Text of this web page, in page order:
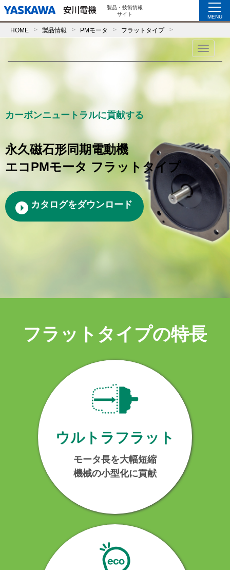
製品・技術情報
サイト
MENU
HOME 製品情報 PMモータ フラットタイプ
Toggle
カーボンニュートラルに貢献する
永久磁石形同期電動機
エコPMモータ フラットタイプ
カタログをダウンロード
フラットタイプの特長
ウルトラフラット
モータ長を大幅短縮
機械の小型化に貢献